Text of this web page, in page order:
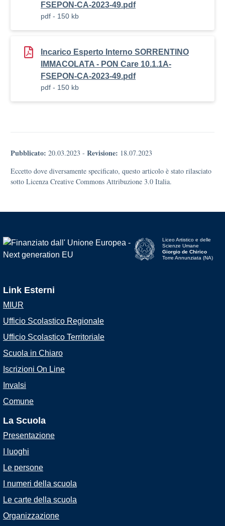
FSEPON-CA-2023-49.pdf
pdf - 150 kb
Incarico Esperto Interno SORRENTINO
IMMACOLATA - PON Care 10.1.1A-
FSEPON-CA-2023-49.pdf
pdf - 150 kb
Pubblicato: 20.03.2023 - Revisione: 18.07.2023
Eccetto dove diversamente specificato, questo articolo è stato rilasciato
sotto Licenza Creative Commons Attribuzione 3.0 Italia.
Liceo Artistico e delle
Scienze Umane
Giorgio de Chirico
Torre Annunziata (NA)
Link Esterni
MIUR
Ufficio Scolastico Regionale
Ufficio Scolastico Territoriale
Scuola in Chiaro
Iscrizioni On Line
Invalsi
Comune
La Scuola
Presentazione
I luoghi
Le persone
I numeri della scuola
Le carte della scuola
Organizzazione